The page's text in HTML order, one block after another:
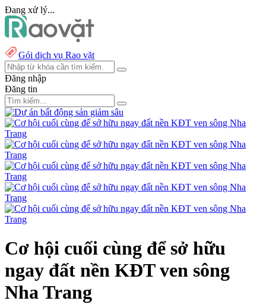
Đang xử lý...
Gói dịch vụ Rao vặt
Đăng nhập
Đăng tin
Cơ hội cuối cùng để sở hữu
ngay đất nền KĐT ven sông
Nha Trang